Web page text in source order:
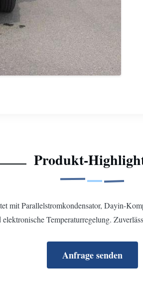
Produkt-
mit Parallelstromkondensator, Dayin-
Temperaturregelung.
Anfrage senden